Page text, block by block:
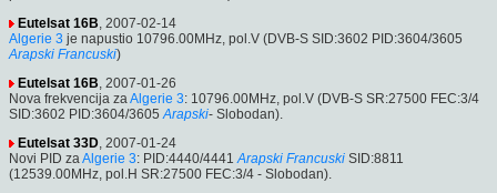
Eutelsat 16B , 2007-02-14
Algerie 3 je napustio 10796.00MHz, pol.V (DVB-S SID:3602 PID:3604/3605
Arapski Francuski)
Eutelsat 16B , 2007-01-26
Nova frekvencija za Algerie 3: 10796.00MHz, pol.V (DVB-S SR:27500 FEC:3/4
SID:3602 PID:3604/3605 Arapski- Slobodan).
Eutelsat 33D , 2007-01-24
Novi PID za Algerie 3: PID:4440/4441 Arapski Francuski SID:8811
(12539.00MHz, pol.H SR:27500 FEC:3/4 - Slobodan).